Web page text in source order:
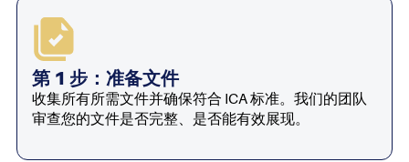
第 1 步：准备文件
收集所有所需文件并确保符合 ICA 标准。我们的团队
审查您的文件是否完整、是否能有效展现。